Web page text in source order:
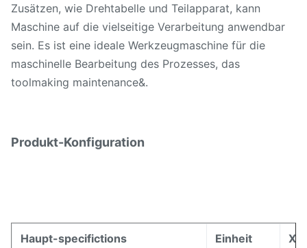
Zusätzen, wie Drehtabelle und Teilapparat, kann
Maschine auf die vielseitige Verarbeitung anwendbar
sein. Es ist eine ideale Werkzeugmaschine für die
maschinelle Bearbeitung des Prozesses, das
toolmaking maintenance&.
Produkt-Konfiguration
Haupt-specifictions Einheit